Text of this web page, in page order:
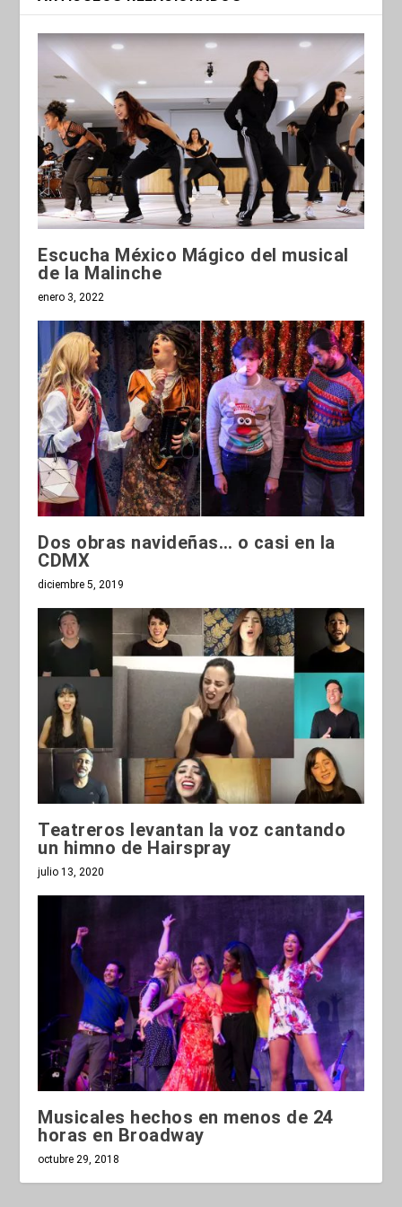
Escucha México Mágico del musical
de la Malinche
enero 3, 2022
Dos obras navideñas… o casi en la
CDMX
diciembre 5, 2019
Teatreros levantan la voz cantando
un himno de Hairspray
julio 13, 2020
Musicales hechos en menos de 24
horas en Broadway
octubre 29, 2018